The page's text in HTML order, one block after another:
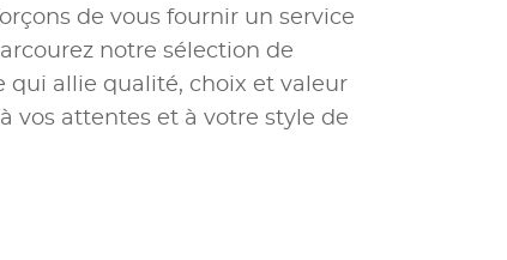
de vous fournir un service
notre sélection de
qui allie qualité, choix et valeur
vos attentes et à votre style de